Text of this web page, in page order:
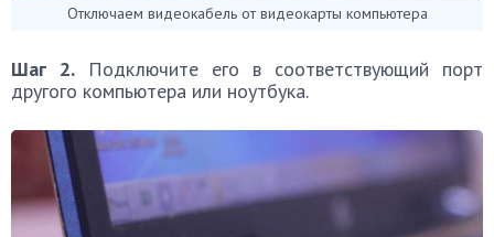
Отключаем видеокабель от видеокарты компьютера
Шаг 2. Подключите его в соответствующий порт
другого компьютера или ноутбука.